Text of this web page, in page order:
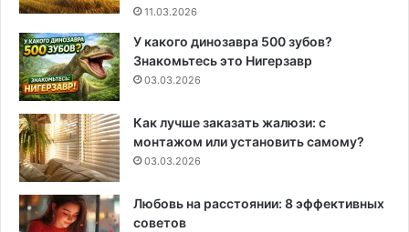
11.03.2026
У какого динозавра 500 зубов?
Знакомьтесь это Нигерзавр
03.03.2026
Как лучше заказать жалюзи: с
монтажом или установить самому?
03.03.2026
Любовь на расстоянии: 8 эффективных
советов